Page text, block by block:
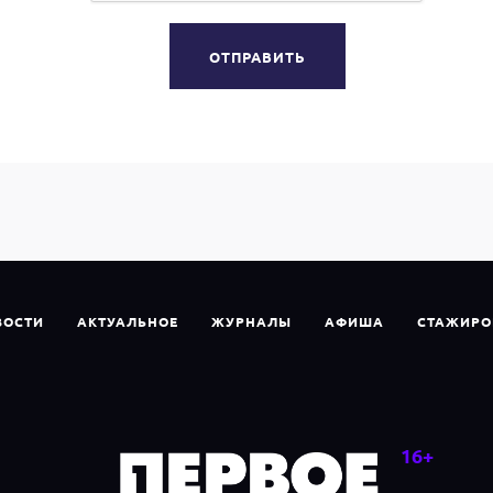
ОТПРАВИТЬ
АКТУАЛЬНОЕ ЖУРНАЛЫ АФИША